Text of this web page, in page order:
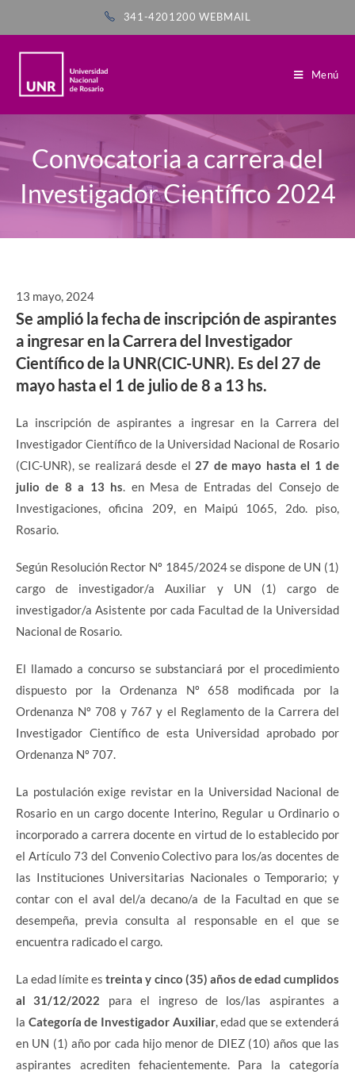
341-4201200WEBMAIL
Menú
Convocatoria a carrera del
Investigador Científico 2024
13 mayo, 2024
Se amplió la fecha de inscripción de aspirantes
a ingresar en la Carrera del Investigador
Científico de la UNR(CIC-UNR). Es del 27 de
mayo hasta el 1 de julio de 8 a 13 hs.
La inscripción de aspirantes a ingresar en la Carrera del
Investigador Científico de la Universidad Nacional de Rosario
(CIC-UNR), se realizará desde el 27 de mayo hasta el 1 de
julio de 8 a 13 hs. en Mesa de Entradas del Consejo de
Investigaciones, oficina 209, en Maipú 1065, 2do. piso,
Rosario.
Según Resolución Rector Nº 1845/2024 se dispone de UN (1)
cargo de investigador/a Auxiliar y UN (1) cargo de
investigador/a Asistente por cada Facultad de la Universidad
Nacional de Rosario.
El llamado a concurso se substanciará por el procedimiento
dispuesto por la Ordenanza Nº 658 modificada por la
Ordenanza Nº 708 y 767 y el Reglamento de la Carrera del
Investigador Científico de esta Universidad aprobado por
Ordenanza Nº 707.
La postulación exige revistar en la Universidad Nacional de
Rosario en un cargo docente Interino, Regular u Ordinario o
incorporado a carrera docente en virtud de lo establecido por
el Artículo 73 del Convenio Colectivo para los/as docentes de
las Instituciones Universitarias Nacionales o Temporario; y
contar con el aval del/a decano/a de la Facultad en que se
desempeña, previa consulta al responsable en el que se
encuentra radicado el cargo.
La edad límite estreinta y cinco (35) años de edad cumplidos
al 31/12/2022 para el ingreso de los/las aspirantes a
la Categoría de Investigador Auxiliar, edad que se extenderá
en UN (1) año por cada hijo menor de DIEZ (10) años que las
aspirantes acrediten fehacientemente. Para la categoría